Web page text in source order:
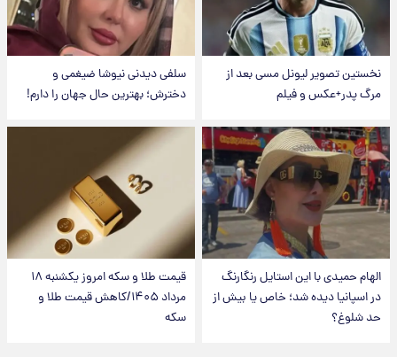
نخستین تصویر لیونل مسی بعد از
مرگ پدر+عکس و فیلم
سلفی دیدنی نیوشا ضیغمی و
دخترش؛ بهترین حال جهان را دارم!
الهام حمیدی با این استایل رنگارنگ
در اسپانیا دیده شد؛ خاص یا بیش از
حد شلوغ؟
قیمت طلا و سکه امروز یکشنبه ۱۸
مرداد ۱۴۰۵/کاهش قیمت طلا و
سکه